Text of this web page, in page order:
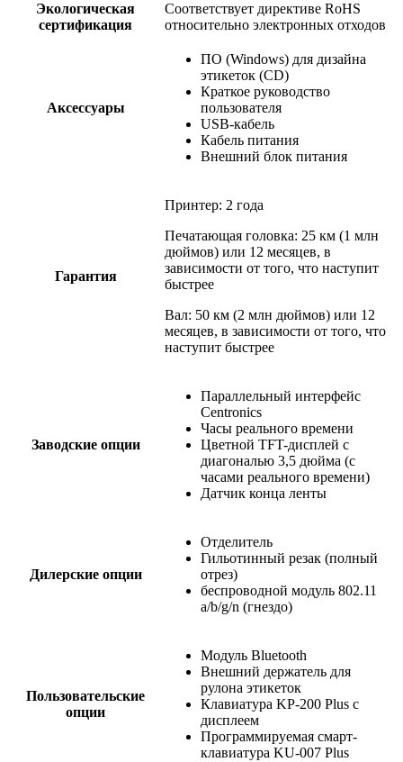
Экологическая
сертификация
Соответствует директиве RoHS
относительно электронных отходов
Аксессуары
ПО (Windows) для дизайна
этикеток (CD)
Краткое руководство
пользователя
USB-кабель
Кабель питания
Внешний блок питания
Гарантия
Принтер: 2 года
Печатающая головка: 25 км (1 млн
дюймов) или 12 месяцев, в
зависимости от того, что наступит
быстрее
Вал: 50 км (2 млн дюймов) или 12
месяцев, в зависимости от того, что
наступит быстрее
Заводские опции
Параллельный интерфейс
Centronics
Часы реального времени
Цветной TFT-дисплей с
диагональю 3,5 дюйма (с
часами реального времени)
Датчик конца ленты
Дилерские опции
Отделитель
Гильотинный резак (полный
отрез)
беспроводной модуль 802.11
a/b/g/n (гнездо)
Пользовательские
опции
Модуль Bluetooth
Внешний держатель для
рулона этикеток
Клавиатура KP-200 Plus с
дисплеем
Программируемая смарт-
клавиатура KU-007 Plus